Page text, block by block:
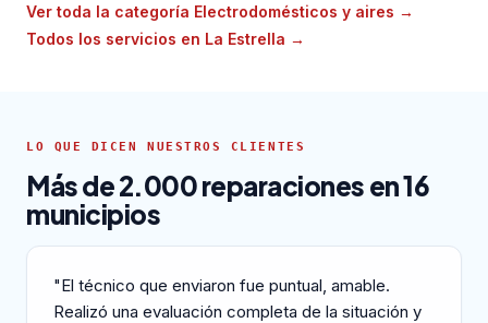
Ver toda la categoría Electrodomésticos y aires →
Todos los servicios en La Estrella →
LO QUE DICEN NUESTROS CLIENTES
Más de 2.000 reparaciones en 16
municipios
"El técnico que enviaron fue puntual, amable.
Realizó una evaluación completa de la situación y